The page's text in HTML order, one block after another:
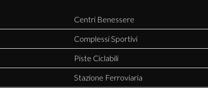
Centri Benessere
Complessi Sportivi
Piste Ciclabili
Stazione Ferroviaria